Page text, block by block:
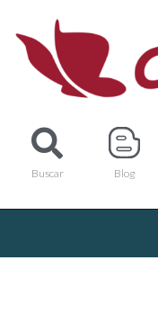
Buscar Blog